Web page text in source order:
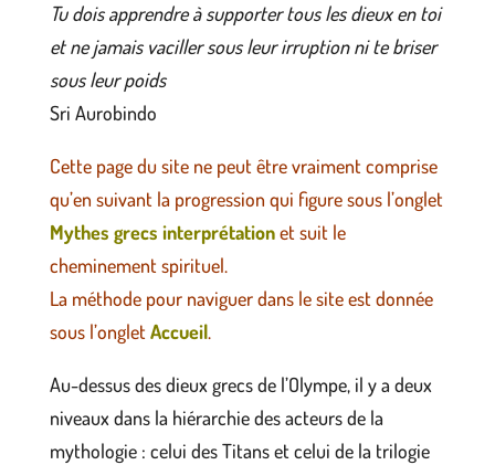
Tu dois apprendre à supporter tous les dieux en toi
et ne jamais vaciller sous leur irruption ni te briser
sous leur poids
Sri Aurobindo
Cette page du site ne peut être vraiment comprise
qu’en suivant la progression qui figure sous l’onglet
Mythes grecs interprétationet suit le
cheminement spirituel.
La méthode pour naviguer dans le site est donnée
sous l’onglet Accueil.
Au-dessus des dieux grecs de l’Olympe, il y a deux
niveaux dans la hiérarchie des acteurs de la
mythologie : celui des Titans et celui de la trilogie